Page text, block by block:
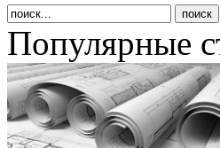
Популярные